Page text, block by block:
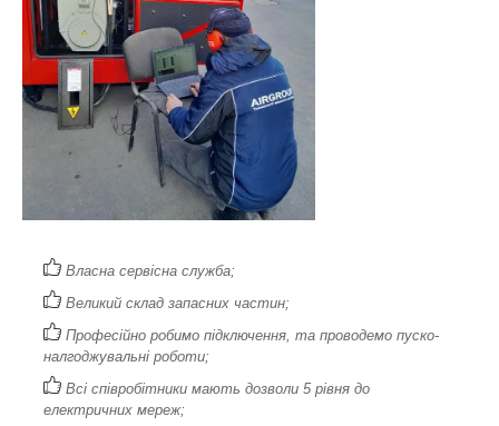
Власна сервісна служба;
Великий склад запасних частин;
Професійно робимо підключення, та проводемо пуско-
налгоджувальні роботи;
Всі співробітники мають дозволи 5 рівня до
електричних мереж;